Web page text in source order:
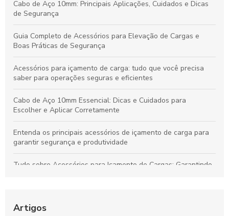
Cabo de Aço 10mm: Principais Aplicações, Cuidados e Dicas
de Segurança
Guia Completo de Acessórios para Elevação de Cargas e
Boas Práticas de Segurança
Acessórios para içamento de carga: tudo que você precisa
saber para operações seguras e eficientes
Cabo de Aço 10mm Essencial: Dicas e Cuidados para
Escolher e Aplicar Corretamente
Entenda os principais acessórios de içamento de carga para
garantir segurança e produtividade
Tudo sobre Acessórios para Içamento de Cargas: Garantindo
Saber para Escolher Corretamente
Artigos